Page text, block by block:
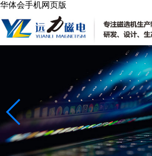
华体会手机网页版